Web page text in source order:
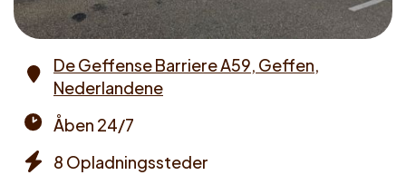
Address
De Geffense Barriere A59, Geffen,
Nederlandene
times
Åben 24/7
8 Opladningssteder